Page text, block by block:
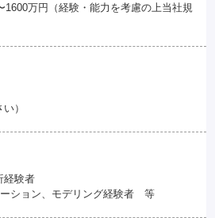
1600万円（経験・能力を考慮の上当社規
）
経験者
ション、モデリング経験者 等